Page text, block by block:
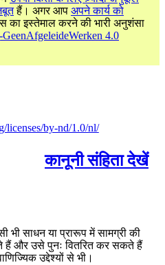
हैं। अगर आप अपने कार्य को
का इस्तेमाल करने की भारी अनुशंसा
4.0
licenses/by-nd/1.0/nl/
कानूनी संहिता देखें
भी साधन या प्रारूप में सामग्री की
हैं और उसे पुनः वितरित कर सकते हैं
उद्देश्यों से भी।